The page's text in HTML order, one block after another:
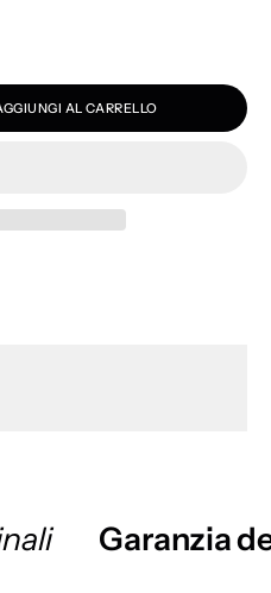
AL CARRELLO
Garanzia